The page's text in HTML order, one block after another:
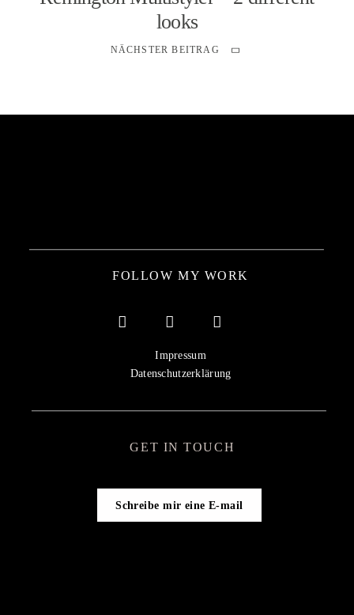
looks
NÄCHSTER BEITRAG
FOLLOW MY WORK
GET IN TOUCH
Schreibe mir eine E-mail
Impressum
Datenschutzerklärung